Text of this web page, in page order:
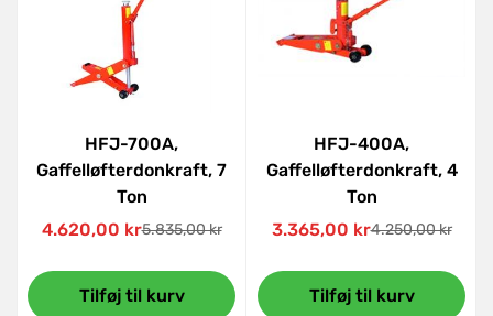
HFJ-700A,
Gaffelløfterdonkraft, 7
Ton
Udsalgspris
4.620,00 krNormal
5.835,00 kr
Tilføj til kurv
HFJ-400A,
Gaffelløfterdonkraft, 4
Ton
Udsalgspris
3.365,00 krNormal
4.250,00 kr
Tilføj til kurv